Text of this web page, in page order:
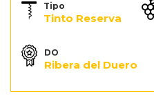
Tipo
Tinto Reserva
DO
Ribera del Duero